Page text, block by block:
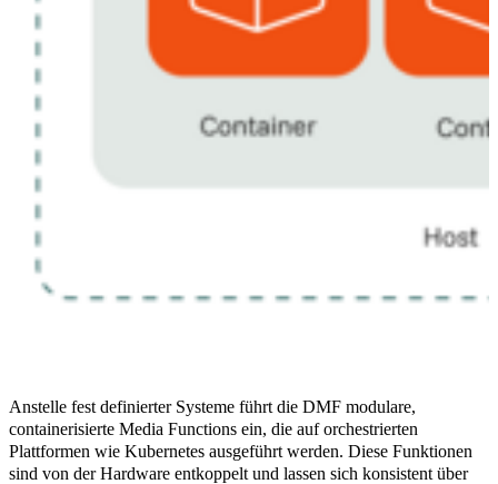
Anstelle fest definierter Systeme führt die DMF modulare,
containerisierte Media Functions ein, die auf orchestrierten
Plattformen wie Kubernetes ausgeführt werden. Diese Funktionen
sind von der Hardware entkoppelt und lassen sich konsistent über